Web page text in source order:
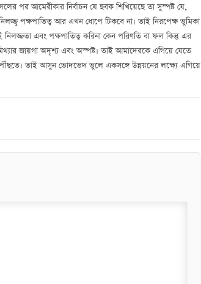
পর আমেরীকার নির্বাচন যে ছবক শিখিয়েছে তা সুস্পষ্ট যে,
পক্ষপাতিত্ব আর এখন ধোপে টিকবে না। তাই নিরপেক্ষ ভুমিকা
নিলজ্জতা এবং পক্ষপাতিত্ব করিনা কেন পরিণতি বা ফল কিন্তু এর
জায়গা অদৃশ্য এবং অস্পষ্ট। তাই আমাদেরকে এগিয়ে যেতে
পৌঁছতে। তাই আসুন ভোদভেদ ভুলে একসঙ্গে উন্নয়নের লক্ষ্যে এগিয়ে